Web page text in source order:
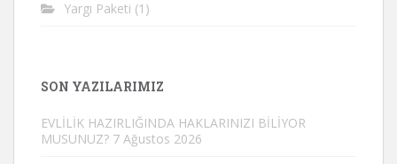
Yargı Paketi (1)
SON YAZILARIMIZ
EVLİLİK HAZIRLIĞINDA HAKLARINIZI BİLİYOR
MUSUNUZ? 7 Ağustos 2026